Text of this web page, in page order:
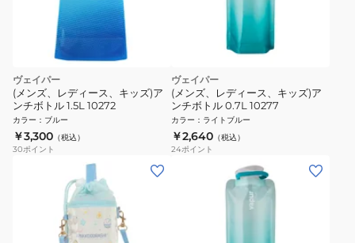
ヴェイパー
(メンズ、レディース、キッズ)ア
ンチボトル 1.5L 10272
カラー ： ブルー
￥3,300 （税込）
30ポイント
ヴェイパー
(メンズ、レディース、キッズ)ア
ンチボトル 0.7L 10277
カラー ： ライトブルー
￥2,640 （税込）
24ポイント